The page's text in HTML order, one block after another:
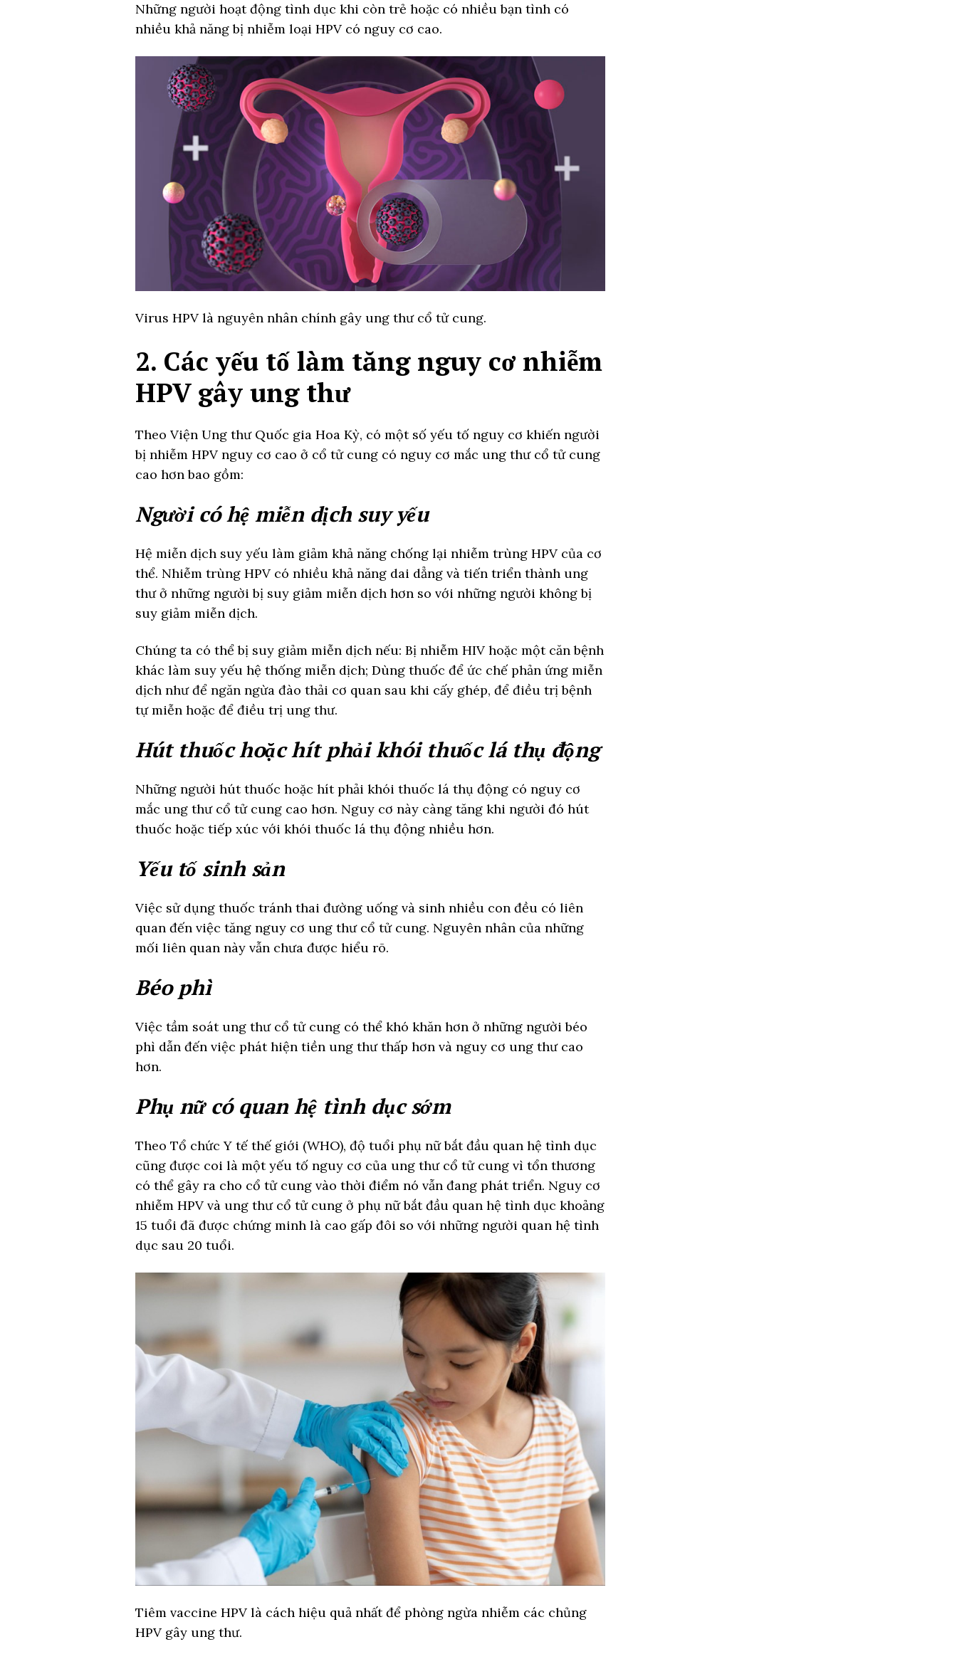
Những người hoạt động tình dục khi còn trẻ hoặc có nhiều bạn tình có
nhiều khả năng bị nhiễm loại HPV có nguy cơ cao.
Virus HPV là nguyên nhân chính gây ung thư cổ tử cung.
2. Các yếu tố làm tăng nguy cơ nhiễm
HPV gây ung thư
Theo Viện Ung thư Quốc gia Hoa Kỳ, có một số yếu tố nguy cơ khiến người
bị nhiễm HPV nguy cơ cao ở cổ tử cung có nguy cơ mắc ung thư cổ tử cung
cao hơn bao gồm:
Người có hệ miễn dịch suy yếu
Hệ miễn dịch suy yếu làm giảm khả năng chống lại nhiễm trùng HPV của cơ
thể. Nhiễm trùng HPV có nhiều khả năng dai dẳng và tiến triển thành ung
thư ở những người bị suy giảm miễn dịch hơn so với những người không bị
suy giảm miễn dịch.
Chúng ta có thể bị suy giảm miễn dịch nếu: Bị nhiễm HIV hoặc một căn bệnh
khác làm suy yếu hệ thống miễn dịch; Dùng thuốc để ức chế phản ứng miễn
dịch như để ngăn ngừa đào thải cơ quan sau khi cấy ghép, để điều trị bệnh
tự miễn hoặc để điều trị ung thư.
Hút thuốc hoặc hít phải khói thuốc lá thụ động
Những người hút thuốc hoặc hít phải khói thuốc lá thụ động có nguy cơ
mắc ung thư cổ tử cung cao hơn. Nguy cơ này càng tăng khi người đó hút
thuốc hoặc tiếp xúc với khói thuốc lá thụ động nhiều hơn.
Yếu tố sinh sản
Việc sử dụng thuốc tránh thai đường uống và sinh nhiều con đều có liên
quan đến việc tăng nguy cơ ung thư cổ tử cung. Nguyên nhân của những
mối liên quan này vẫn chưa được hiểu rõ.
Béo phì
Việc tầm soát ung thư cổ tử cung có thể khó khăn hơn ở những người béo
phì dẫn đến việc phát hiện tiền ung thư thấp hơn và nguy cơ ung thư cao
hơn.
Phụ nữ có quan hệ tình dục sớm
Theo Tổ chức Y tế thế giới (WHO), độ tuổi phụ nữ bắt đầu quan hệ tình dục
cũng được coi là một yếu tố nguy cơ của ung thư cổ tử cung vì tổn thương
có thể gây ra cho cổ tử cung vào thời điểm nó vẫn đang phát triển. Nguy cơ
nhiễm HPV và ung thư cổ tử cung ở phụ nữ bắt đầu quan hệ tình dục khoảng
15 tuổi đã được chứng minh là cao gấp đôi so với những người quan hệ tình
dục sau 20 tuổi.
Tiêm vaccine HPV là cách hiệu quả nhất để phòng ngừa nhiễm các chủng
HPV gây ung thư.